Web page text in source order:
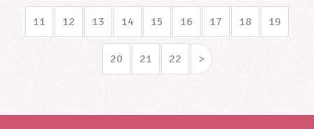
11 12 13 14 15 16 17 18 19
20 21 22 >